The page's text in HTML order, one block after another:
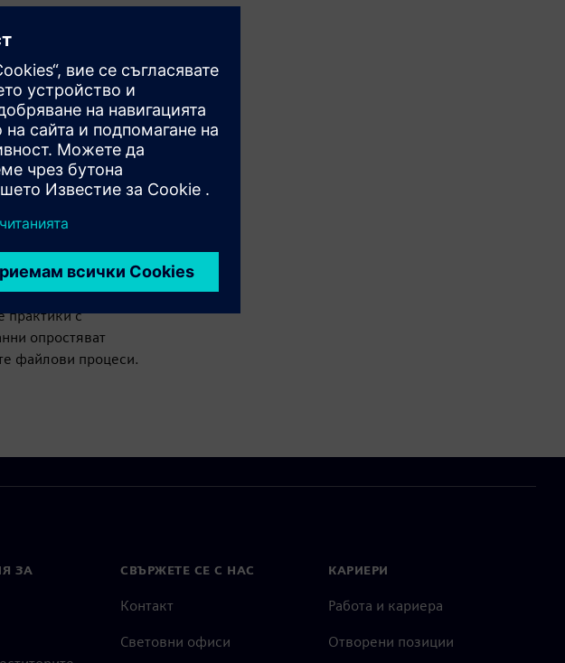
и
на сбруя и
в дизайна,
за
документи.
създаване на
практики с
опростяват
файлови процеси.
ЗА
СВЪРЖЕТЕ СЕ С НАС
Контакт
Световни офиси
КАРИЕРИ
Работа и кариера
Отворени позиции